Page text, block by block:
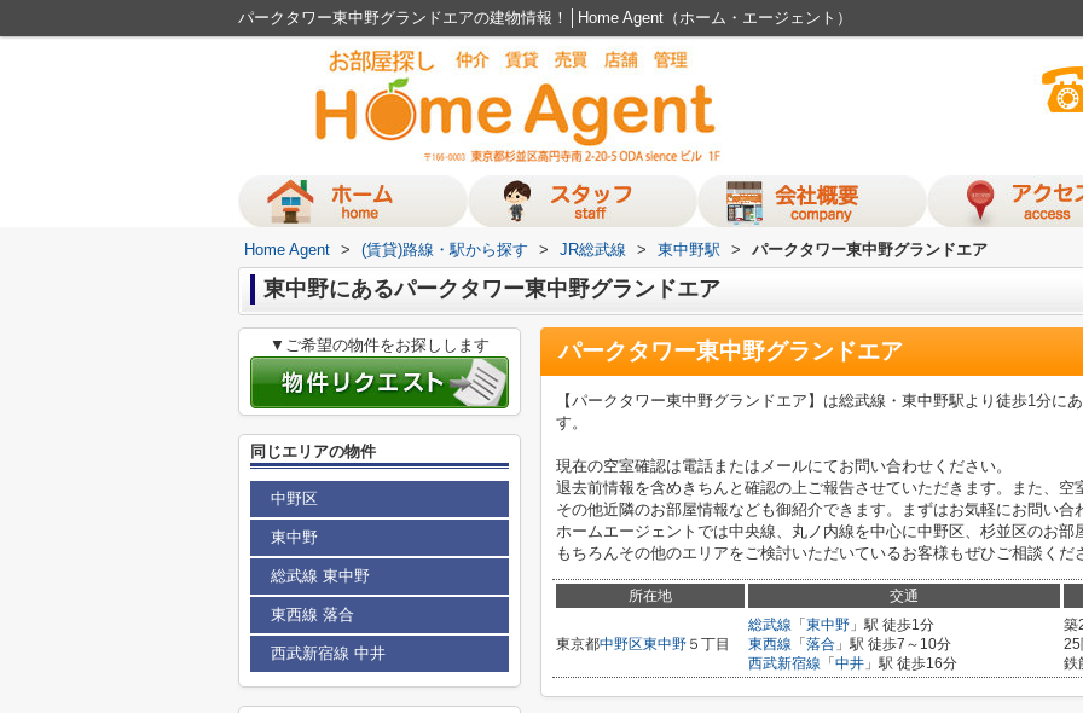
パークタワー東中野グランドエアの建物情報！│Home Agent（ホーム・エージェント）
Home Agent > (賃貸)路線・駅から探す > JR総武線 > 東中野駅 > パークタワー東中野グランドエア
東中野にあるパークタワー東中野グランドエア
パークタワー東中野グランドエア
【パークタワー東中野グランドエア】は総武線・東中野駅より徒歩1分に
す。
現在の空室確認は電話またはメールにてお問い合わせください。
退去前情報を含めきちんと確認の上ご報告させていただきます。また、空
その他近隣のお部屋情報なども御紹介できます。まずはお気軽にお問い合
ホームエージェントでは中央線、丸ノ内線を中心に中野区、杉並区のお部
もちろんその他のエリアをご検討いただいているお客様もぜひご相談くだ
所在地 交通
東京都中野区東中野 ５丁目
総武線 「 東中野 」駅 徒歩1分
東西線 「 落合 」駅 徒歩7～10分
西武新宿線 「 中井 」駅 徒歩16分
築
25
鉄
▼ご希望の物件をお探しします
同じエリアの物件
中野区
東中野
総武線 東中野
東西線 落合
西武新宿線 中井